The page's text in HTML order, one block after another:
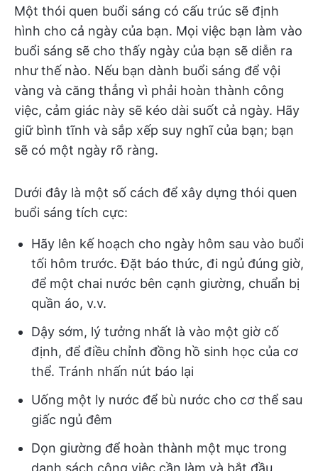
Một thói quen buổi sáng có cấu trúc sẽ định
hình cho cả ngày của bạn. Mọi việc bạn làm vào
buổi sáng sẽ cho thấy ngày của bạn sẽ diễn ra
như thế nào. Nếu bạn dành buổi sáng để vội
vàng và căng thẳng vì phải hoàn thành công
việc, cảm giác này sẽ kéo dài suốt cả ngày. Hãy
giữ bình tĩnh và sắp xếp suy nghĩ của bạn; bạn
sẽ có một ngày rõ ràng.
Dưới đây là một số cách để xây dựng thói quen
buổi sáng tích cực:
Hãy lên kế hoạch cho ngày hôm sau vào buổi
tối hôm trước. Đặt báo thức, đi ngủ đúng giờ,
để một chai nước bên cạnh giường, chuẩn bị
quần áo, v.v.
Dậy sớm, lý tưởng nhất là vào một giờ cố
định, để điều chỉnh đồng hồ sinh học của cơ
thể. Tránh nhấn nút báo lại
Uống một ly nước để bù nước cho cơ thể sau
giấc ngủ đêm
Dọn giường để hoàn thành một mục trong
danh sách công việc cần làm và bắt đầu